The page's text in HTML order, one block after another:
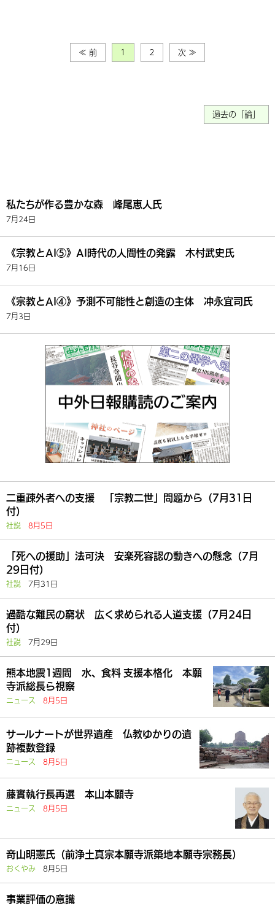
≪ 前 1 2 次 ≫
過去の「論」
私たちが作る豊かな森 峰尾恵人氏
7月24日
《宗教とAI⑤》AI時代の人間性の発露 木村武史氏
7月16日
《宗教とAI④》予測不可能性と創造の主体 冲永宜司氏
7月3日
二重疎外者への支援 「宗教二世」問題から（7月31日
付）
社説 8月5日
「死への援助」法可決 安楽死容認の動きへの懸念（7月
29日付）
社説 7月31日
過酷な難民の窮状 広く求められる人道支援（7月24日
付）
社説 7月29日
熊本地震1週間 水、食料 支援本格化 本願
寺派総長ら視察
ニュース 8月5日
サールナートが世界遺産 仏教ゆかりの遺
跡複数登録
ニュース 8月5日
藤實執行長再選 本山本願寺
ニュース 8月5日
竒山明憲氏（前浄土真宗本願寺派築地本願寺宗務長）
おくやみ 8月5日
事業評価の意識